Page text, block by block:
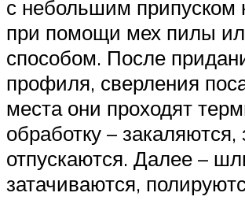
с небольшим припуском
при помощи мех пилы
способом. После
профиля, сверления
места они проходят
обработку – закаляются,
отпускаются. Далее –
затачиваются,